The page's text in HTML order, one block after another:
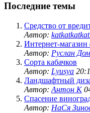
Последние темы
Средство от
Автор:
Интернет-
Автор: Руслан
Сорта кабачков
Автор: Lyusya
Ландшафтный
Автор: Антон К
Спасение
Автор: НаСя